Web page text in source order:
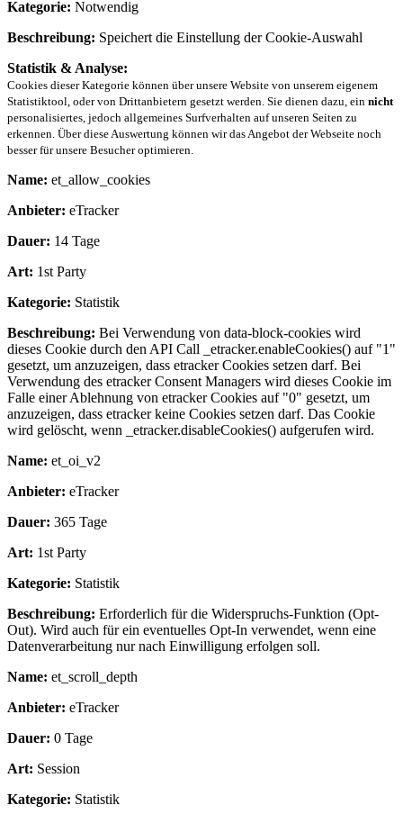
Kategorie: Notwendig
Beschreibung: Speichert die Einstellung der Cookie-Auswahl
Statistik & Analyse:
Cookies dieser Kategorie können über unsere Website von unserem eigenem
Statistiktool, oder von Drittanbietern gesetzt werden. Sie dienen dazu, ein nicht
personalisiertes, jedoch allgemeines Surfverhalten auf unseren Seiten zu
erkennen. Über diese Auswertung können wir das Angebot der Webseite noch
besser für unsere Besucher optimieren.
Name: et_allow_cookies
Anbieter: eTracker
Dauer: 14 Tage
Art: 1st Party
Kategorie: Statistik
Beschreibung: Bei Verwendung von data-block-cookies wird
dieses Cookie durch den API Call _etracker.enableCookies() auf "1"
gesetzt, um anzuzeigen, dass etracker Cookies setzen darf. Bei
Verwendung des etracker Consent Managers wird dieses Cookie im
Falle einer Ablehnung von etracker Cookies auf "0" gesetzt, um
anzuzeigen, dass etracker keine Cookies setzen darf. Das Cookie
wird gelöscht, wenn _etracker.disableCookies() aufgerufen wird.
Name: et_oi_v2
Anbieter: eTracker
Dauer: 365 Tage
Art: 1st Party
Kategorie: Statistik
Beschreibung: Erforderlich für die Widerspruchs-Funktion (Opt-
Out). Wird auch für ein eventuelles Opt-In verwendet, wenn eine
Datenverarbeitung nur nach Einwilligung erfolgen soll.
Name: et_scroll_depth
Anbieter: eTracker
Dauer: 0 Tage
Art: Session
Kategorie: Statistik